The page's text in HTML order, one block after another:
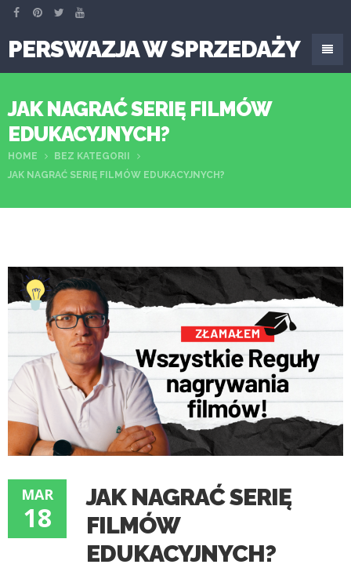
PERSWAZJA W SPRZEDAŻY
JAK NAGRAĆ SERIĘ FILMÓW
EDUKACYJNYCH?
HOME
BEZ KATEGORII
JAK NAGRAĆ SERIĘ FILMÓW EDUKACYJNYCH?
MAR
18
JAK NAGRAĆ SERIĘ
FILMÓW
EDUKACYJNYCH?